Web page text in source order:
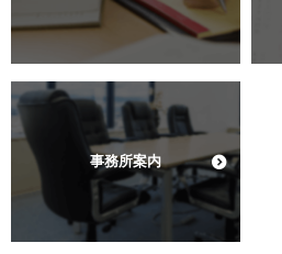
事務所案内